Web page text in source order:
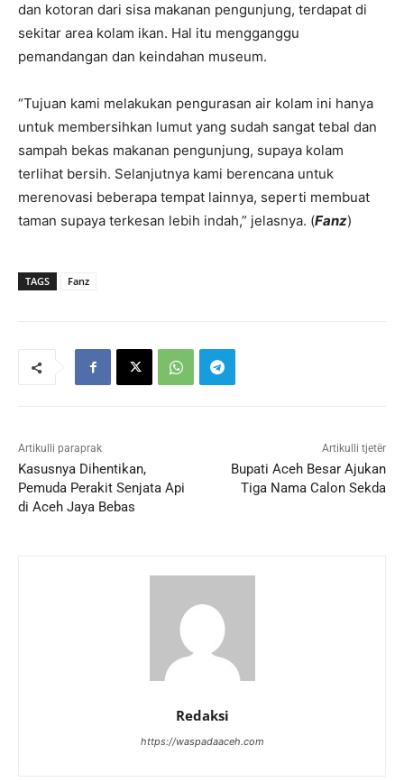
dan kotoran dari sisa makanan pengunjung, terdapat di
sekitar area kolam ikan. Hal itu mengganggu
pemandangan dan keindahan museum.
“Tujuan kami melakukan pengurasan air kolam ini hanya
untuk membersihkan lumut yang sudah sangat tebal dan
sampah bekas makanan pengunjung, supaya kolam
terlihat bersih. Selanjutnya kami berencana untuk
merenovasi beberapa tempat lainnya, seperti membuat
taman supaya terkesan lebih indah,” jelasnya. (Fanz)
TAGS Fanz
Artikulli paraprak
Kasusnya Dihentikan,
Pemuda Perakit Senjata Api
di Aceh Jaya Bebas
Artikulli tjetër
Bupati Aceh Besar Ajukan
Tiga Nama Calon Sekda
Redaksi
https://waspadaaceh.com